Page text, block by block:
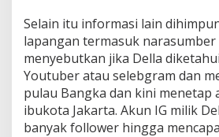
Selain itu informasi lain
lapangan termasuk
menyebutkan jika Della
Youtuber atau selebgram dan
pulau Bangka dan kini menetap
ibukota Jakarta. Akun IG milik
banyak follower hingga